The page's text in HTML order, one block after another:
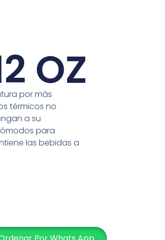
OZ
por más
térmicos no
a su
para
las bebidas a